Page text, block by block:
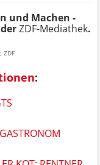
und Machen -
ZDF-Mediathek.
ZDF
: